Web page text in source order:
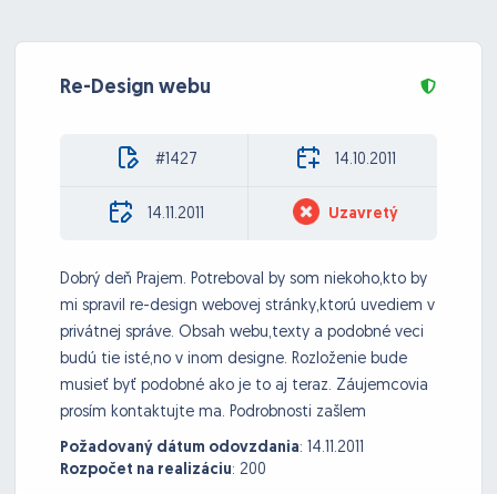
Re-Design webu
#1427 14.10.2011
14.11.2011 Uzavretý
Dobrý deň Prajem. Potreboval by som niekoho,kto by
mi spravil re-design webovej stránky,ktorú uvediem v
privátnej správe. Obsah webu,texty a podobné veci
budú tie isté,no v inom designe. Rozloženie bude
musieť byť podobné ako je to aj teraz. Záujemcovia
prosím kontaktujte ma. Podrobnosti zašlem
Požadovaný dátum odovzdania: 14.11.2011
Rozpočet na realizáciu: 200